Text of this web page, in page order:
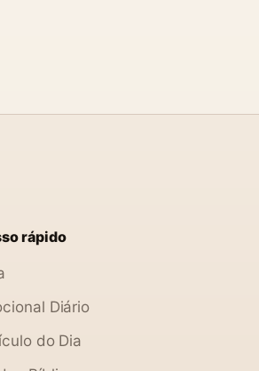
rápido
Diário
do Dia